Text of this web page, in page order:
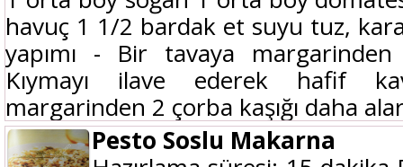
havuç 1 1/2 bardak et suyu tuz,
yapımı - Bir tavaya
Kıymayı ilave ederek hafif
margarinden 2 çorba kaşığı daha
Pesto Soslu Makarna